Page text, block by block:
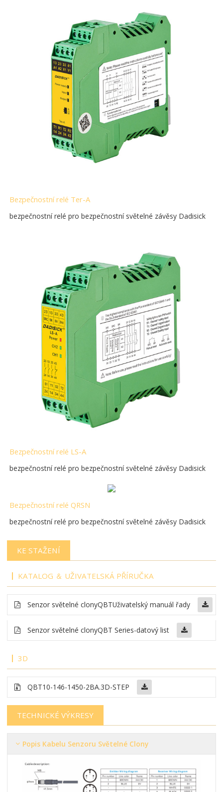
Bezpečnostní relé Ter-A
bezpečnostní relé pro bezpečnostní světelné závěsy Dadisick
Bezpečnostní relé LS-A
bezpečnostní relé pro bezpečnostní světelné závěsy Dadisick
Bezpečnostní relé QRSN
bezpečnostní relé pro bezpečnostní světelné závěsy Dadisick
KE STAŽENÍ
KATALOG ＆ UŽIVATELSKÁ PŘÍRUČKA
Senzor světelné clonyQBTUživatelský manuál řady
Senzor světelné clonyQBT Series-datový list
3D
QBT10-146-1450-2BA.3D-STEP
TECHNICKÉ VÝKRESY
Popis Kabelu Senzoru Světelné Clony